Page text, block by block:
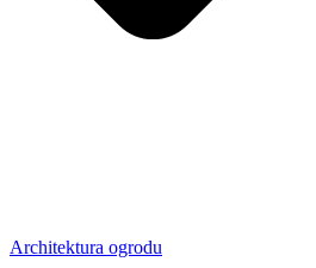
Architektura ogrodu